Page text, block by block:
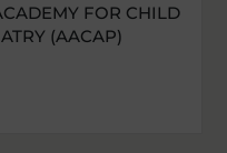
FOR CHILD
(AACAP)